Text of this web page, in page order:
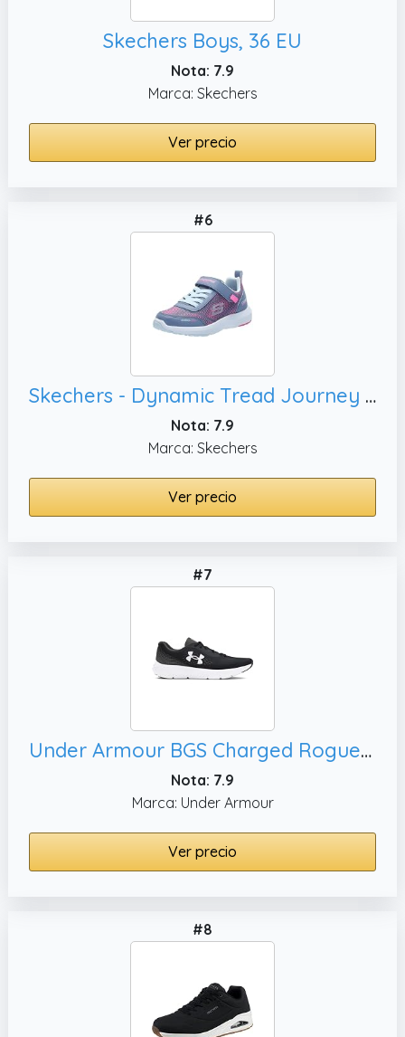
Skechers Boys, 36 EU
Nota: 7.9
Marca: Skechers
Ver precio
#6
Skechers - Dynamic Tread Journey Time,
Nota: 7.9
Marca: Skechers
Ver precio
#7
Under Armour BGS Charged Rogue 4 Zapatillas para Correr, 36 EU
Nota: 7.9
Marca: Under Armour
Ver precio
#8